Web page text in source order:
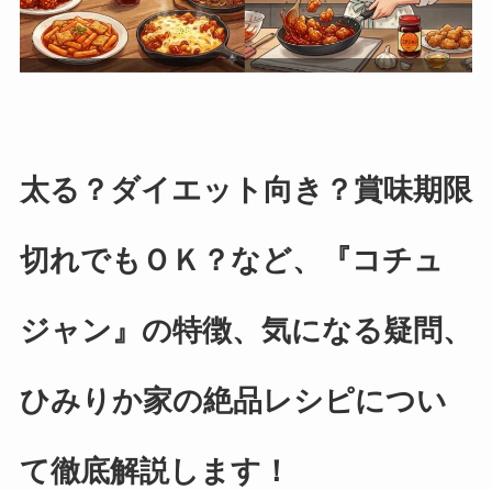
太る？ダイエット向き？賞味期限
切れでもＯＫ？など、『コチュ
ジャン』の特徴、気になる疑問、
ひみりか家の絶品レシピについ
て徹底解説します！